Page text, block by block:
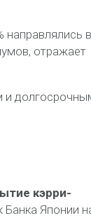
направлялись в
отражает
и
кэрри-
Банка Японии